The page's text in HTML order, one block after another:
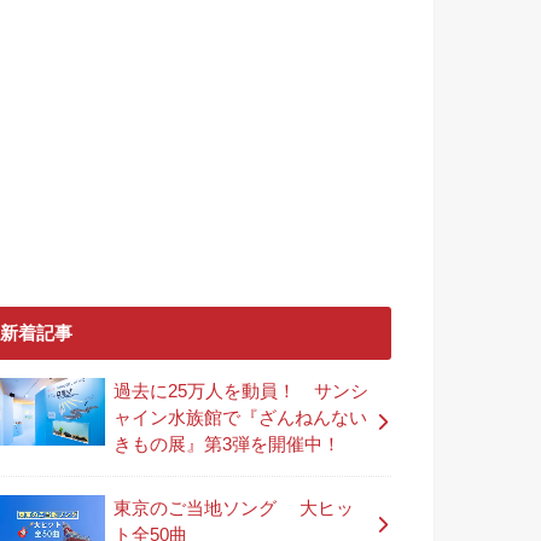
新着記事
過去に25万人を動員！ サンシ
ャイン水族館で『ざんねんない
きもの展』第3弾を開催中！
東京のご当地ソング 大ヒッ
ト全50曲